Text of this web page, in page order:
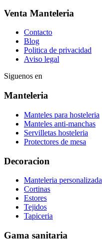
Venta Manteleria
Contacto
Blog
Politica de privacidad
Aviso legal
Siguenos en
Manteleria
Manteles para hosteleria
Manteles anti-manchas
Servilletas hosteleria
Protectores de mesa
Decoracion
Manteleria personalizada
Cortinas
Estores
Tejidos
Tapiceria
Gama sanitaria